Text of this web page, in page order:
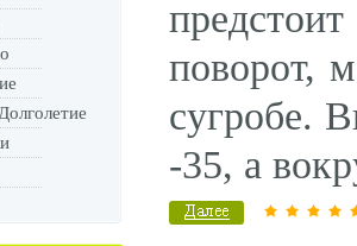
поворот,
сугробе.
-35, а